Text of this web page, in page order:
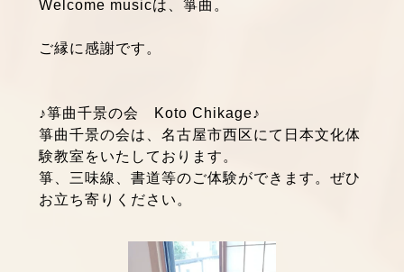
Welcome musicは、箏曲。
ご縁に感謝です。
♪箏曲千景の会 Koto Chikage♪
箏曲千景の会は、名古屋市西区にて日本文化体
験教室をいたしております。
箏、三味線、書道等のご体験ができます。ぜひ
お立ち寄りください。